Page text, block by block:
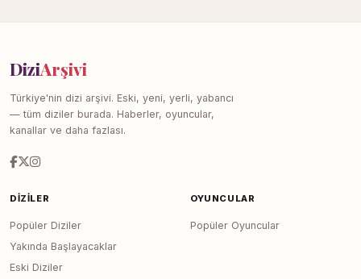
DiziArşivi
Türkiye'nin dizi arşivi. Eski, yeni, yerli, yabancı
— tüm diziler burada. Haberler, oyuncular,
kanallar ve daha fazlası.
DIZILER
Popüler Diziler
Yakında Başlayacaklar
Eski Diziler
OYUNCULAR
Popüler Oyuncular